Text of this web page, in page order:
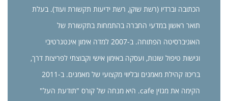
הכתובה וברדיו (רשת שוקן, רשת ידיעות תקשורת ועוד). בעלת
תואר ראשון במדעי החברה בהתמחות בתקשורת של
האוניברסיטה הפתוחה. ב-2007 למדה אימון אינטגרטיבי
וגישות טיפול שונות, ועסקה באימון אישי וקבוצתי לפריצות דרך,
בריכוז קהילת מאמנים ובליווי מקצועי של מאמנים. ב-2011
הקימה את מגזין cafe. היא מנחה של קורס "תודעת העל"